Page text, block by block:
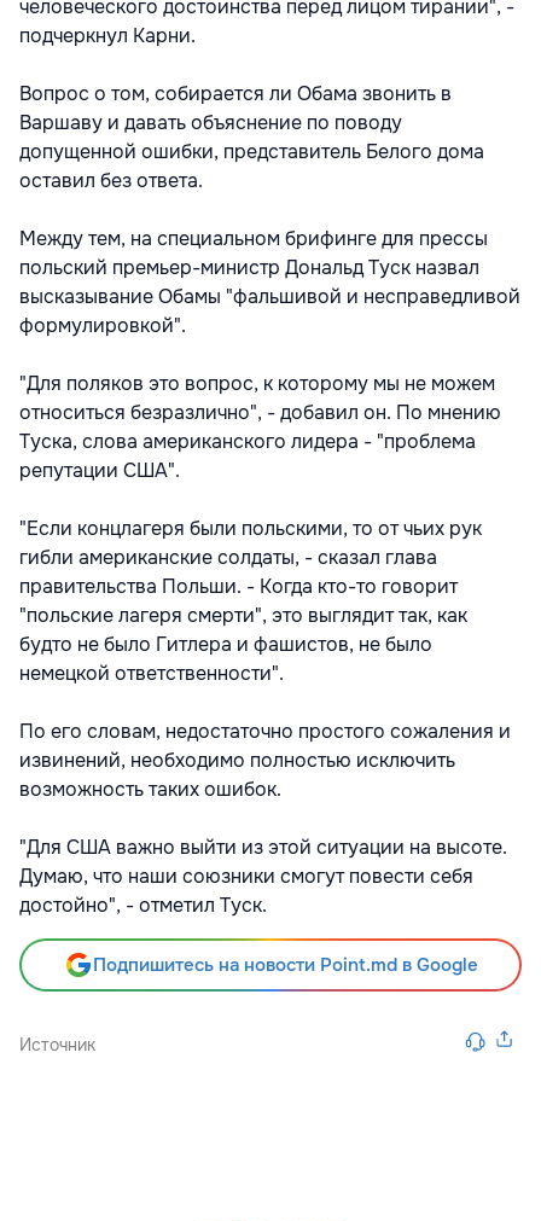
человеческого достоинства перед лицом тирании", -
подчеркнул Карни.
Вопрос о том, собирается ли Обама звонить в
Варшаву и давать объяснение по поводу
допущенной ошибки, представитель Белого дома
оставил без ответа.
Между тем, на специальном брифинге для прессы
польский премьер-министр Дональд Туск назвал
высказывание Обамы "фальшивой и несправедливой
формулировкой".
"Для поляков это вопрос, к которому мы не можем
относиться безразлично", - добавил он. По мнению
Туска, слова американского лидера - "проблема
репутации США".
"Если концлагеря были польскими, то от чьих рук
гибли американские солдаты, - сказал глава
правительства Польши. - Когда кто-то говорит
"польские лагеря смерти", это выглядит так, как
будто не было Гитлера и фашистов, не было
немецкой ответственности".
По его словам, недостаточно простого сожаления и
извинений, необходимо полностью исключить
возможность таких ошибок.
"Для США важно выйти из этой ситуации на высоте.
Думаю, что наши союзники смогут повести себя
достойно", - отметил Туск.
Подпишитесь на новости Point.md в Google
Источник